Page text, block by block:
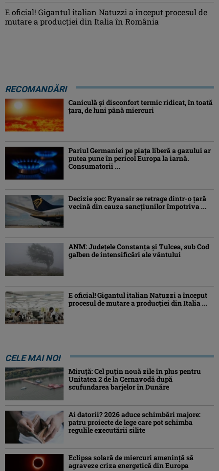
E oficial! Gigantul italian Natuzzi a început procesul de
mutare a producției din Italia în România
RECOMANDĂRI
Caniculă şi disconfort termic ridicat, în toată
ţara, de luni până miercuri
Pariul Germaniei pe piaţa liberă a gazului ar
putea pune în pericol Europa la iarnă.
Consumatorii ...
Decizie șoc: Ryanair se retrage dintr-o țară
vecină din cauza sancțiunilor împotriva ...
ANM: Judeţele Constanţa şi Tulcea, sub Cod
galben de intensificări ale vântului
E oficial! Gigantul italian Natuzzi a început
procesul de mutare a producției din Italia ...
CELE MAI NOI
Miruță: Cel puțin nouă zile în plus pentru
Unitatea 2 de la Cernavodă după
scufundarea barjelor în Dunăre
Ai datorii? 2026 aduce schimbări majore:
patru proiecte de lege care pot schimba
regulile executării silite
Eclipsa solară de miercuri ameninţă să
agraveze criza energetică din Europa